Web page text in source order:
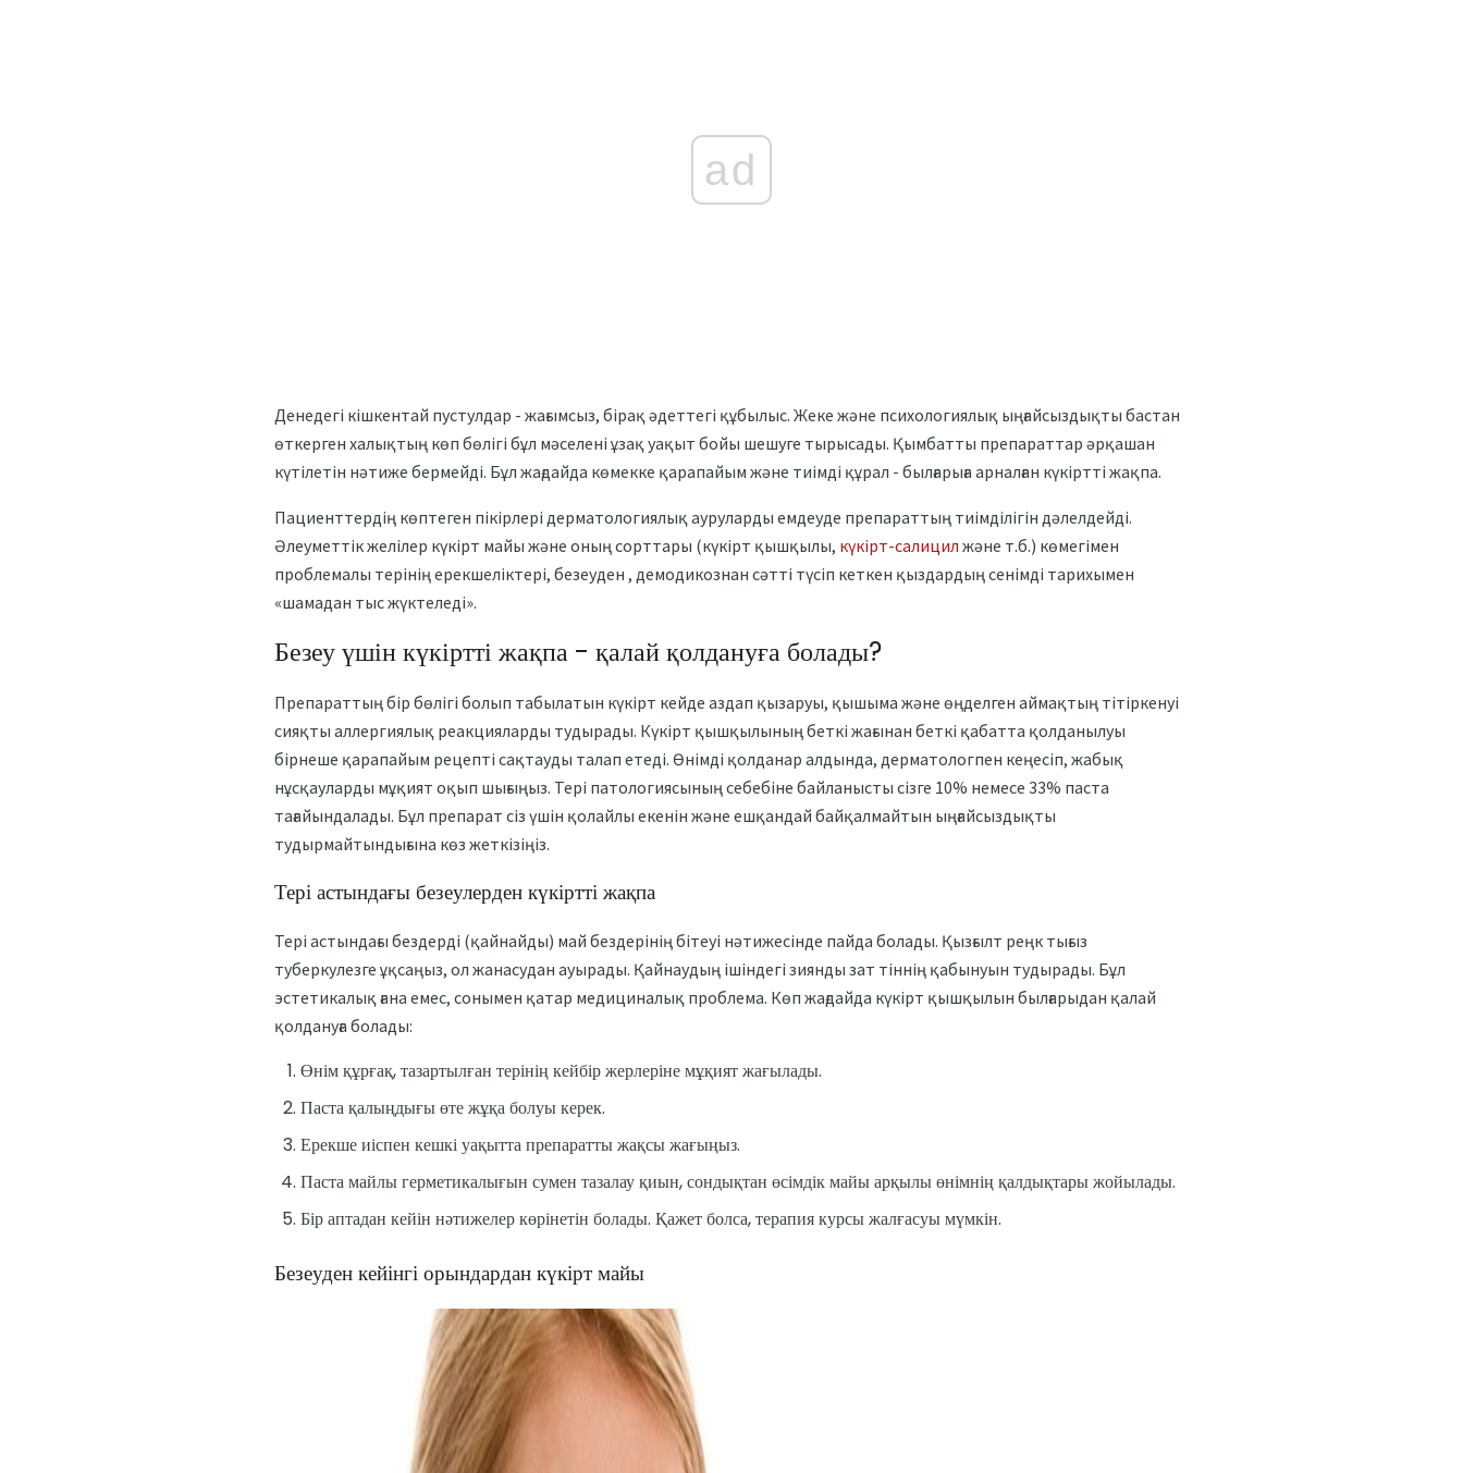
ad
Денедегі кішкентай пустулдар - жағымсыз, бірақ әдеттегі құбылыс. Жеке және психологиялық ыңғайсыздықты бастан
өткерген халықтың көп бөлігі бұл мәселені ұзақ уақыт бойы шешуге тырысады. Қымбатты препараттар әрқашан
күтілетін нәтиже бермейді. Бұл жағдайда көмекке қарапайым және тиімді құрал - былғарыға арналған күкіртті жақпа.
Пациенттердің көптеген пікірлері дерматологиялық ауруларды емдеуде препараттың тиімділігін дәлелдейді.
Әлеуметтік желілер күкірт майы және оның сорттары (күкірт қышқылы, күкірт-салицил және т.б.) көмегімен
проблемалы терінің ерекшеліктері, безеуден , демодикознан сәтті түсіп кеткен қыздардың сенімді тарихымен
«шамадан тыс жүктеледі».
Безеу үшін күкіртті жақпа - қалай қолдануға болады?
Препараттың бір бөлігі болып табылатын күкірт кейде аздап қызаруы, қышыма және өңделген аймақтың тітіркенуі
сияқты аллергиялық реакцияларды тудырады. Күкірт қышқылының беткі жағынан беткі қабатта қолданылуы
бірнеше қарапайым рецепті сақтауды талап етеді. Өнімді қолданар алдында, дерматологпен кеңесіп, жабық
нұсқауларды мұқият оқып шығыңыз. Тері патологиясының себебіне байланысты сізге 10% немесе 33% паста
тағайындалады. Бұл препарат сіз үшін қолайлы екенін және ешқандай байқалмайтын ыңғайсыздықты
тудырмайтындығына көз жеткізіңіз.
Тері астындағы безеулерден күкіртті жақпа
Тері астындағы бездерді (қайнайды) май бездерінің бітеуі нәтижесінде пайда болады. Қызғылт реңк тығыз
туберкулезге ұқсаңыз, ол жанасудан ауырады. Қайнаудың ішіндегі зиянды зат тіннің қабынуын тудырады. Бұл
эстетикалық ғана емес, сонымен қатар медициналық проблема. Көп жағдайда күкірт қышқылын былғарыдан қалай
қолдануға болады:
Өнім құрғақ, тазартылған терінің кейбір жерлеріне мұқият жағылады.
Паста қалыңдығы өте жұқа болуы керек.
Ерекше иіспен кешкі уақытта препаратты жақсы жағыңыз.
Паста майлы герметикалығын сумен тазалау қиын, сондықтан өсімдік майы арқылы өнімнің қалдықтары жойылады.
Бір аптадан кейін нәтижелер көрінетін болады. Қажет болса, терапия курсы жалғасуы мүмкін.
Безеуден кейінгі орындардан күкірт майы